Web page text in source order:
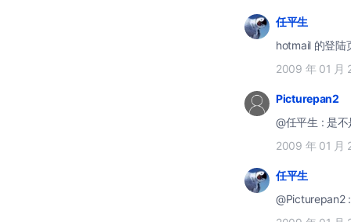
任平生
hotmail 的登陆
2009 年 01 月
Picturepan2
@任平生 : 是
2009 年 01 月
任平生
@Picturepan2